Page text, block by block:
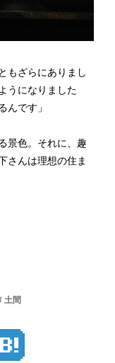
もざらにありまし
うになりました
んです」
景色。それに、趣
さんは理想の住ま
土間